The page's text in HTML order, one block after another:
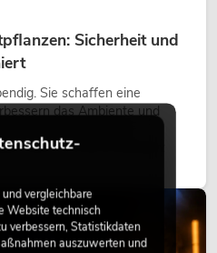
Sicherheit und
Sie schaffen eine
das Ambiente und
Restaurants,
oder auf Messeständen:
heute längst zum
vergleichbare
Website technisch
verbessern, Statistikdaten
auszuwerten und